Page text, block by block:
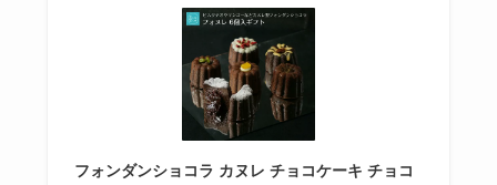
フォンダンショコラ カヌレ チョコケーキ チョコ